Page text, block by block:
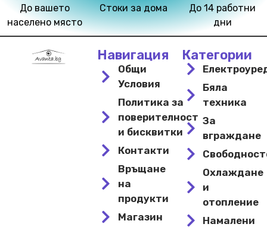
До вашето
населено място
Стоки за дома
До 14 работни
дни
Навигация
Общи
Условия
Политика за
поверителност
и бисквитки
Контакти
Връщане
на
продукти
Магазин
Категории
Бяла
техника
За
вграждане
Охлаждане
и
отопление
Намалени